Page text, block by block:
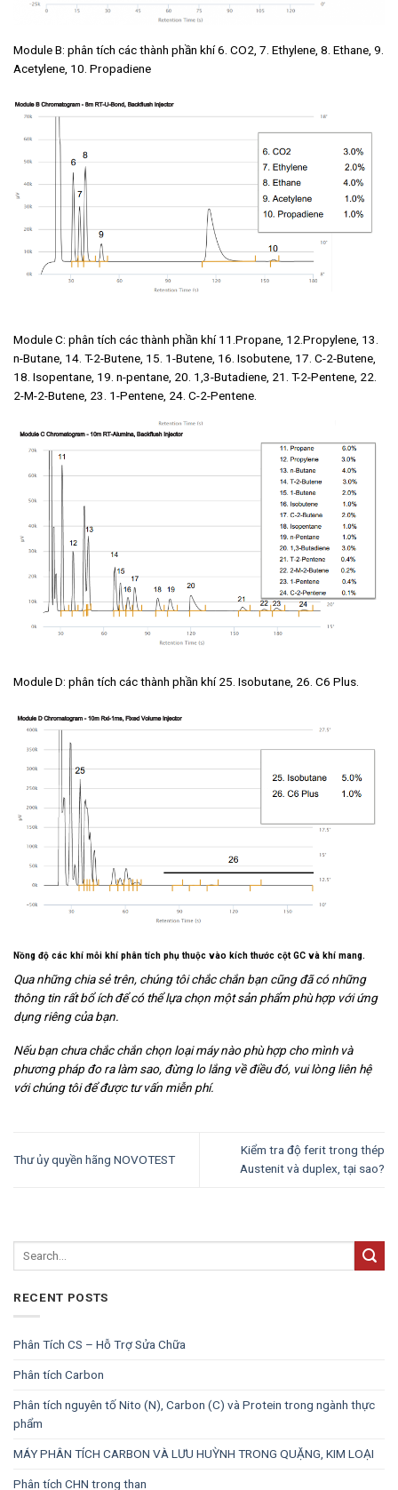
Module B: phân tích các thành phần khí 6. CO2, 7. Ethylene, 8. Ethane, 9.
Acetylene, 10. Propadiene
Module C: phân tích các thành phần khí 11.Propane, 12.Propylene, 13.
n-Butane, 14. T-2-Butene, 15. 1-Butene, 16. Isobutene, 17. C-2-Butene,
18. Isopentane, 19. n-pentane, 20. 1,3-Butadiene, 21. T-2-Pentene, 22.
2-M-2-Butene, 23. 1-Pentene, 24. C-2-Pentene.
Module D: phân tích các thành phần khí 25. Isobutane, 26. C6 Plus.
Nồng độ các khí mỗi khí phân tích phụ thuộc vào kích thước cột GC và khí mang.
Qua những chia sẻ trên, chúng tôi chắc chắn bạn cũng đã có những
thông tin rất bổ ích để có thể lựa chọn một sản phẩm phù hợp với ứng
dụng riêng của bạn.
Nếu bạn chưa chắc chắn chọn loại máy nào phù hợp cho mình và
phương pháp đo ra làm sao, đừng lo lắng về điều đó, vui lòng liên hệ
với chúng tôi để được tư vấn miễn phí.
Thư ủy quyền hãng NOVOTEST
Kiểm tra độ ferit trong thép
Austenit và duplex, tại sao?
RECENT POSTS
Phân Tích CS – Hỗ Trợ Sửa Chữa
Phân tích Carbon
Phân tích nguyên tố Nito (N), Carbon (C) và Protein trong ngành thực
phẩm
MÁY PHÂN TÍCH CARBON VÀ LƯU HUỲNH TRONG QUẶNG, KIM LOẠI
Phân tích CHN trong than